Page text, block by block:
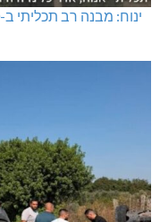
ינוח: מבנה רב תכליתי ב-120 מלש"ח